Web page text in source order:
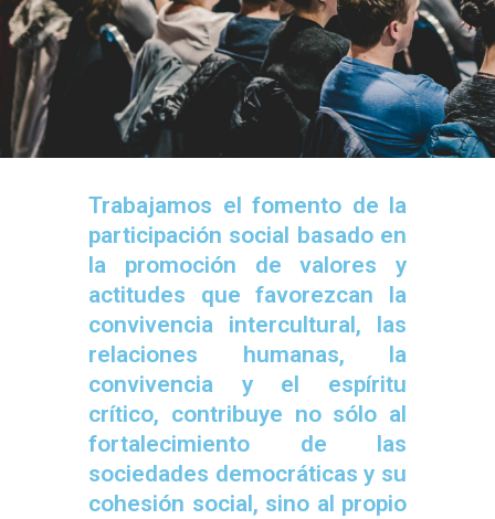
Trabajamos el fomento de la
participación social basado en
la promoción de valores y
actitudes que favorezcan la
conviven­cia intercultural, las
relaciones humanas, la
convivencia y el espíritu
crítico, contribuye no sólo al
fortalecimiento de las
sociedades democráticas y su
cohesión social, sino al propio